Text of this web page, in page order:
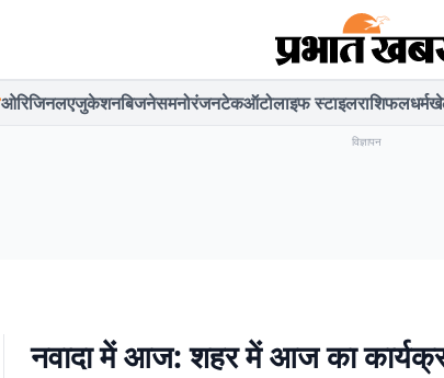
ओरिजिनलएजुकेशनबिजनेसमनोरंजनटेकऑटोलाइफ स्टाइलराशिफलधर्म
विज्ञापन
नवादा में आज: शहर में आज का